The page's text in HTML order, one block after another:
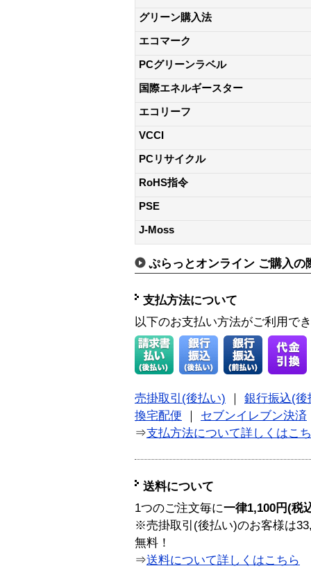
グリーン購入法
エコマーク
PCグリーンラベル
国際エネルギースター
エコリーフ
VCCI
PCリサイクル
RoHS指令
PSE
J-Moss
ぷらっとオンライン ご購入の
支払方法について
以下のお支払い方法がご利用で
売掛取引(後払い)
銀行振込(後
換宅配便
セブンイレブン決済
⇒支払方法について詳しくはこ
送料について
1つのご注文毎に一律1,100円(税
※売掛取引(後払い)のお客様は
無料！
⇒送料について詳しくはこちら